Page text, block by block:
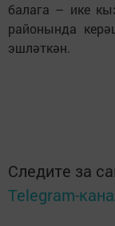
балага – ике
районында
эшләткән.
Следите за
Telegram-